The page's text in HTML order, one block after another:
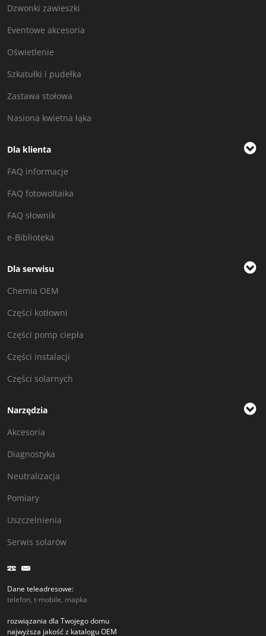
Dzwonki zawieszki
Eventowe akcesoria
Oświetlenie
Szkatułki i pudełka
Zastawa stołowa
Nasiona kwietna łąka
Dla klienta
FAQ informacje
FAQ fotowoltaika
FAQ słownik
e-Biblioteka
Dla serwisu
Chemia OEM
Części kotłowni
Części pomp ciepła
Części instalacji
Części solarnych
Narzędzia
Akcesoria
Diagnostyka
Neutralizacja
Pomiary
Uszczelnienia
Serwis solarów
Dane teleadresowe:
telefon, t-mobile, mapka
rozwiązania dla Twojego domu
najwyższa jakość z katalogu OEM